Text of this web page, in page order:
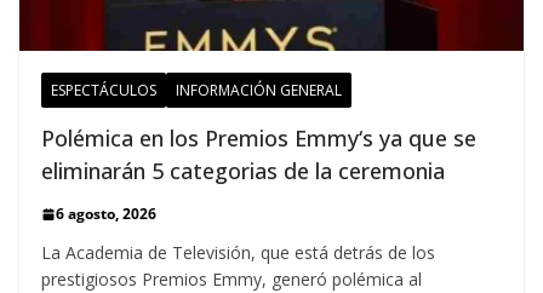
ESPECTÁCULOS INFORMACIÓN GENERAL
Polémica en los Premios Emmy‘s ya que se
eliminarán 5 categorias de la ceremonia
6 agosto, 2026
La Academia de Televisión, que está detrás de los
prestigiosos Premios Emmy, generó polémica al